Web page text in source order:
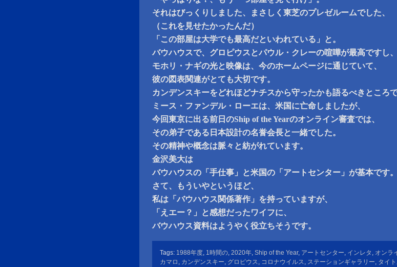
それはびっくりしました、まさしく東芝のプレゼルームでした、
（これを見せたかったんだ）
「この部屋は大学でも最高だといわれている」と。
バウハウスで、グロピウスとパウル・クレーの喧嘩が最高ですし、
モホリ・ナギの光と映像は、今のホームページに通じていて、
彼の図表関連がとても大切です。
カンデンスキーをどれほどナチスから守ったかも語るべきところで
ミース・ファンデル・ローエは、米国に亡命しましたが、
今回東京に出る前日のShip of the Yearのオンライン審査では、
その弟子である日本設計の名誉会長と一緒でした。
その精神や概念は脈々と紡がれています。
金沢美大は
バウハウスの「手仕事」と米国の「アートセンター」が基本です。
さて、もういやというほど、
私は「バウハウス関係著作」を持っていますが、
「えエー？」と感想だったワイフに、
バウハウス資料はようやく役立ちそうです。
Tags: 1988年度, 1時間の, 2020年, Ship of the Year, アートセンター, インレタ , オンラ
カマロ , カンデンスキー, グロピウス, コロナウイルス, ステーションギャラリー, タイ